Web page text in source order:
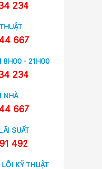
234
667
8H00 - 21H00
234
NHÀ
667
SUẤT
492
KỸ THUẬT